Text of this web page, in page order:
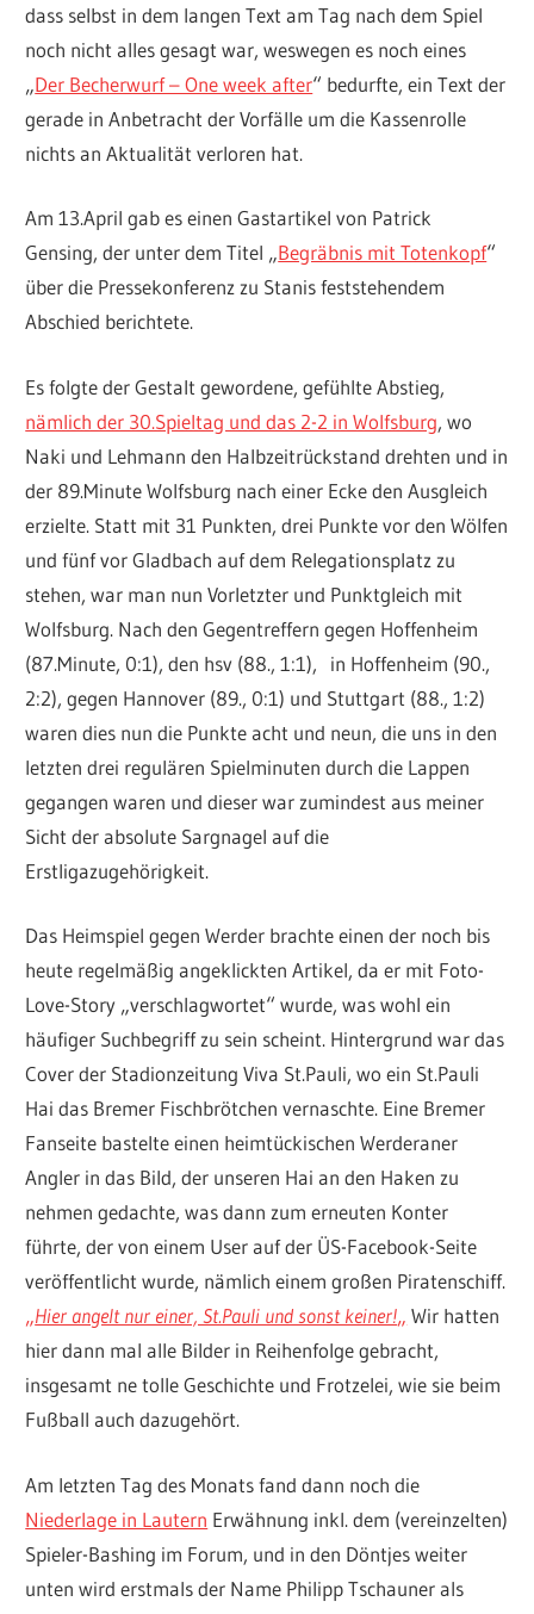
dass selbst in dem langen Text am Tag nach dem Spiel
noch nicht alles gesagt war, weswegen es noch eines
„Der Becherwurf – One week after“ bedurfte, ein Text der
gerade in Anbetracht der Vorfälle um die Kassenrolle
nichts an Aktualität verloren hat.
Am 13.April gab es einen Gastartikel von Patrick
Gensing, der unter dem Titel „Begräbnis mit Totenkopf“
über die Pressekonferenz zu Stanis feststehendem
Abschied berichtete.
Es folgte der Gestalt gewordene, gefühlte Abstieg,
nämlich der 30.Spieltag und das 2-2 in Wolfsburg, wo
Naki und Lehmann den Halbzeitrückstand drehten und in
der 89.Minute Wolfsburg nach einer Ecke den Ausgleich
erzielte. Statt mit 31 Punkten, drei Punkte vor den Wölfen
und fünf vor Gladbach auf dem Relegationsplatz zu
stehen, war man nun Vorletzter und Punktgleich mit
Wolfsburg. Nach den Gegentreffern gegen Hoffenheim
(87.Minute, 0:1), den hsv (88., 1:1), in Hoffenheim (90.,
2:2), gegen Hannover (89., 0:1) und Stuttgart (88., 1:2)
waren dies nun die Punkte acht und neun, die uns in den
letzten drei regulären Spielminuten durch die Lappen
gegangen waren und dieser war zumindest aus meiner
Sicht der absolute Sargnagel auf die
Erstligazugehörigkeit.
Das Heimspiel gegen Werder brachte einen der noch bis
heute regelmäßig angeklickten Artikel, da er mit Foto-
Love-Story „verschlagwortet“ wurde, was wohl ein
häufiger Suchbegriff zu sein scheint. Hintergrund war das
Cover der Stadionzeitung Viva St.Pauli, wo ein St.Pauli
Hai das Bremer Fischbrötchen vernaschte. Eine Bremer
Fanseite bastelte einen heimtückischen Werderaner
Angler in das Bild, der unseren Hai an den Haken zu
nehmen gedachte, was dann zum erneuten Konter
führte, der von einem User auf der ÜS-Facebook-Seite
veröffentlicht wurde, nämlich einem großen Piratenschiff.
„Hier angelt nur einer, St.Pauli und sonst keiner!„ Wir hatten
hier dann mal alle Bilder in Reihenfolge gebracht,
insgesamt ne tolle Geschichte und Frotzelei, wie sie beim
Fußball auch dazugehört.
Am letzten Tag des Monats fand dann noch die
Niederlage in Lautern Erwähnung inkl. dem (vereinzelten)
Spieler-Bashing im Forum, und in den Döntjes weiter
unten wird erstmals der Name Philipp Tschauner als